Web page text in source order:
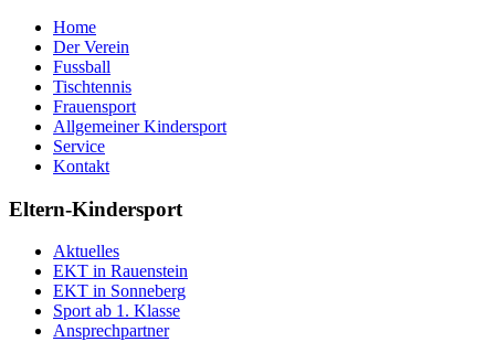
Home
Der Verein
Fussball
Tischtennis
Frauensport
Allgemeiner Kindersport
Service
Kontakt
Eltern-Kindersport
Aktuelles
EKT in Rauenstein
EKT in Sonneberg
Sport ab 1. Klasse
Ansprechpartner